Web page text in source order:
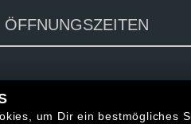
ÖFFNUNGSZEITEN
um Dir ein bestmögliches